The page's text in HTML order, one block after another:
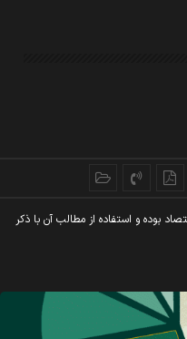
بوده و استفاده از مطالب آن با ذکر